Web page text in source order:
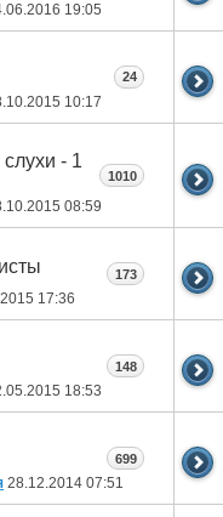
19:05
10:17
24
- 1
08:59
1010
17:36
173
18:53
148
28.12.2014 07:51
699